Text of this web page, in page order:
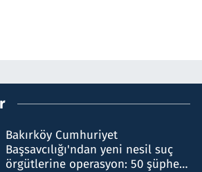
Bakırköy Cumhuriyet
Başsavcılığı'ndan yeni nesil suç
örgütlerine operasyon: 50 şüpheli